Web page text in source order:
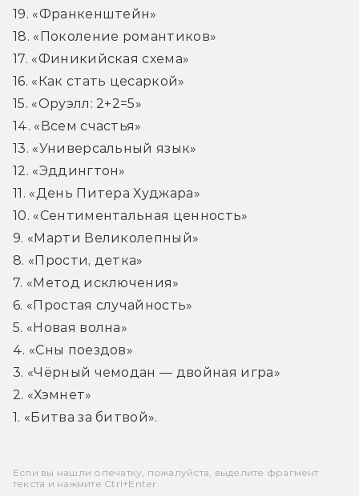
19. «Франкенштейн»
18. «Поколение романтиков»
17. «Финикийская схема»
16. «Как стать цесаркой»
15. «Оруэлл: 2+2=5»
14. «Всем счастья»
13. «Универсальный язык»
12. «Эддингтон»
11. «День Питера Худжара»
10. «Сентиментальная ценность»
9. «Марти Великолепный»
8. «Прости, детка»
7. «Метод исключения»
6. «Простая случайность»
5. «Новая волна»
4. «Сны поездов»
3. «Чёрный чемодан — двойная игра»
2. «Хэмнет»
1. «Битва за битвой».
Если вы нашли опечатку, пожалуйста, выделите фрагмент
текста и нажмите Ctrl+Enter.